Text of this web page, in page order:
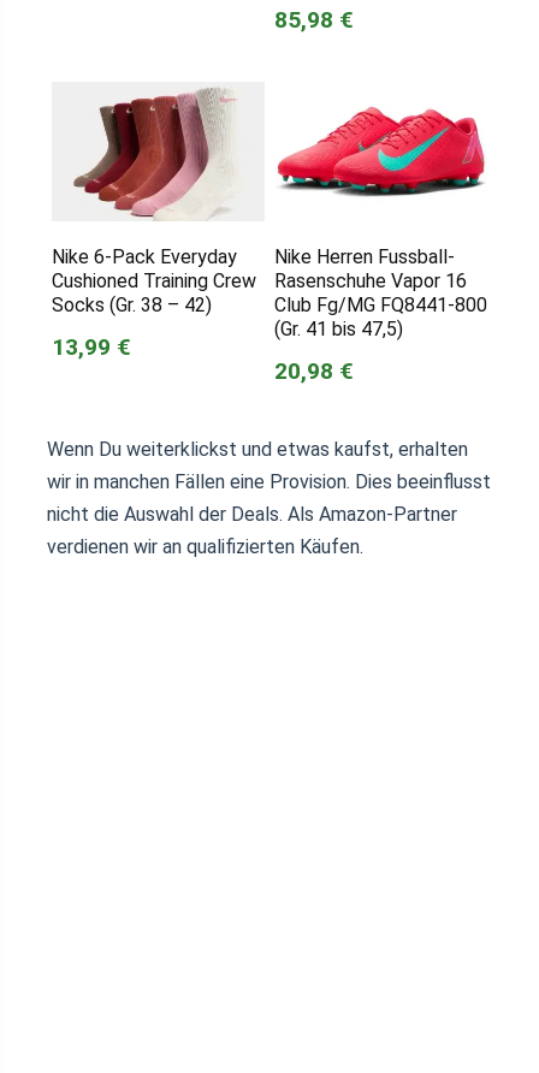
85,98 €
Nike 6-Pack Everyday
Cushioned Training Crew
Socks (Gr. 38 – 42)
13,99 €
Nike Herren Fussball-
Rasenschuhe Vapor 16
Club Fg/MG FQ8441-800
(Gr. 41 bis 47,5)
20,98 €
Wenn Du weiterklickst und etwas kaufst, erhalten
wir in manchen Fällen eine Provision. Dies beeinflusst
nicht die Auswahl der Deals. Als Amazon-Partner
verdienen wir an qualifizierten Käufen.